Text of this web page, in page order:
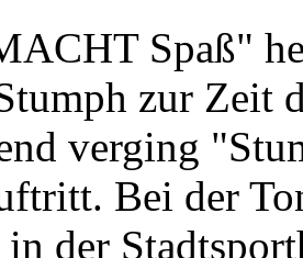
Spaß"
zur Zeit
verging
Bei der
der